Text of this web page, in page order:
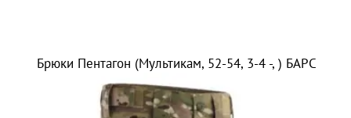
Брюки Пентагон (Мультикам, 52-54, 3-4 -, ) БАРС